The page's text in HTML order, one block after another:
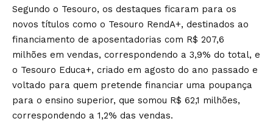
Segundo o Tesouro, os destaques ficaram para os
novos títulos como o Tesouro RendA+, destinados ao
financiamento de aposentadorias com R$ 207,6
milhões em vendas, correspondendo a 3,9% do total, e
o Tesouro Educa+, criado em agosto do ano passado e
voltado para quem pretende financiar uma poupança
para o ensino superior, que somou R$ 62,1 milhões,
correspondendo a 1,2% das vendas.